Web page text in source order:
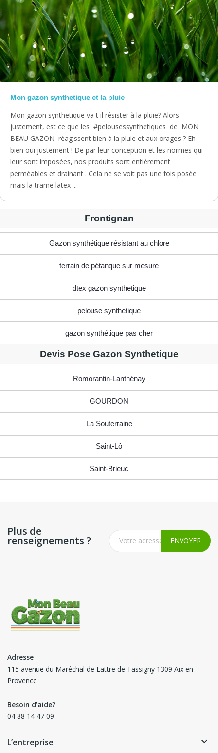
Mon gazon synthetique et la pluie
Mon gazon synthetique va t il résister à la pluie? Alors
justement, est ce que les #pelousessynthetiques de MON
BEAU GAZON réagissent bien à la pluie et aux orages ? Eh
bien oui justement ! De par leur conception et les normes qui
leur sont imposées, nos produits sont entièrement
perméables et drainant . Cela ne se voit pas une fois posée
mais la trame latex ...
Frontignan
Gazon synthétique résistant au chlore
terrain de pétanque sur mesure
dtex gazon synthetique
pelouse synthetique
gazon synthétique pas cher
Devis Pose Gazon Synthetique
Romorantin-Lanthénay
GOURDON
La Souterraine
Saint-Lô
Saint-Brieuc
Plus de
renseignements ?
Adresse
115 avenue du Maréchal de Lattre de Tassigny 1309 Aix en
Provence
Besoin d’aide?
04 88 14 47 09
L’entreprise keyboard_arrow_down